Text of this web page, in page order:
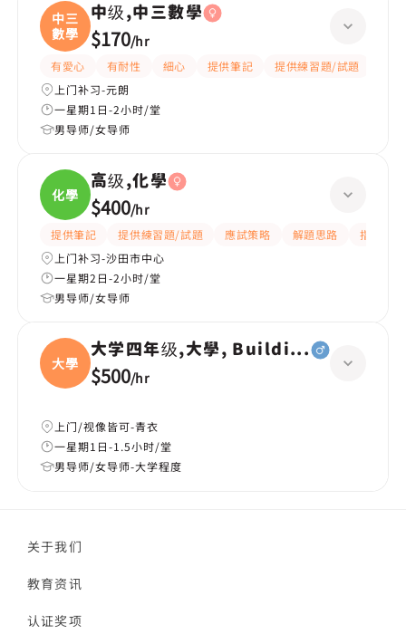
中三
數學
中级,中三數學
$170/hr
有愛心 有耐性 細心 提供筆記 提供練習題/試題
上门补习-元朗
一星期1日-2小时/堂
男导师/女导师
化學
高级,化學
$400/hr
提供筆記 提供練習題/試題 應試策略 解題思路
指導功課
上门补习-沙田市中心
一星期2日-2小时/堂
男导师/女导师
大學
大学四年级,大學, Building services
$500/hr
上门/视像皆可-青衣
一星期1日-1.5小时/堂
男导师/女导师-大学程度
关于我们
教育资讯
认证奖项